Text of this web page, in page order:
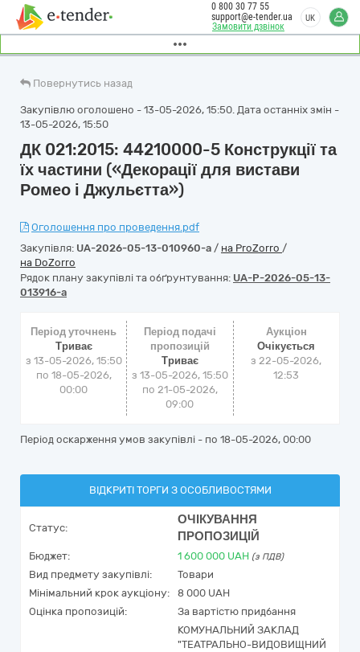
Замовити дзвінок
0 800 30 77 55
support@e-tender.ua
UK
Повернутись назад
Закупівлю оголошено - 13-05-2026, 15:50. Дата останніх змін -
13-05-2026, 15:50
ДК 021:2015: 44210000-5 Конструкції та
їх частини («Декорації для вистави
Ромео і Джульєтта»)
Оголошення про проведення.pdf
Закупівля: UA-2026-05-13-010960-a / на ProZorro /
на DoZorro
Рядок плану закупівлі та обґрунтування: UA-P-2026-05-13-
013916-a
Період уточнень
Триває
з 13-05-2026, 15:50
по 18-05-2026,
00:00
Період подачі
пропозицій
Триває
з 13-05-2026, 15:50
по 21-05-2026,
09:00
Аукціон
Очікується
з22-05-2026,
12:53
Період оскарження умов закупівлі - по 18-05-2026, 00:00
ВІДКРИТІ ТОРГИ З ОСОБЛИВОСТЯМИ
Статус:
ОЧІКУВАННЯ
ПРОПОЗИЦІЙ
Бюджет: 1 600 000 UAH (з ПДВ)
Вид предмету закупівлі:
Товари
Мінімальний крок аукціону:
8 000 UAH
Оцінка пропозицій:
За вартістю придбання
КОМУНАЛЬНИЙ ЗАКЛАД
"ТЕАТРАЛЬНО-ВИДОВИЩНИЙ